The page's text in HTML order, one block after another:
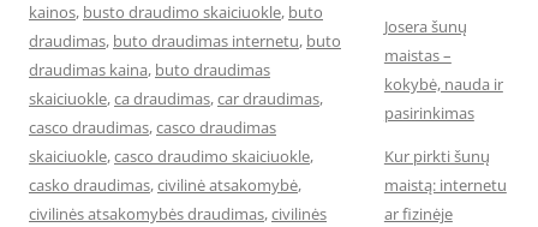
kainos, busto draudimo skaiciuokle, buto
draudimas, buto draudimas internetu, buto
draudimas kaina, buto draudimas
skaiciuokle,ca draudimas,car draudimas,
casco draudimas,casco draudimas
skaiciuokle,casco draudimo skaiciuokle,
casko draudimas,civilinė atsakomybė,
civilinės atsakomybės draudimas,civilinės
Josera šunų
maistas –
kokybė, nauda ir
pasirinkimas
Kur pirkti šunų
maistą: internetu
ar fizinėje